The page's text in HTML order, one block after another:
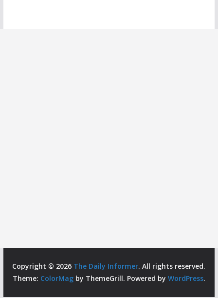
Copyright © 2026 The Daily Informer. All rights reserved.
Theme: ColorMagby ThemeGrill. Powered by WordPress.